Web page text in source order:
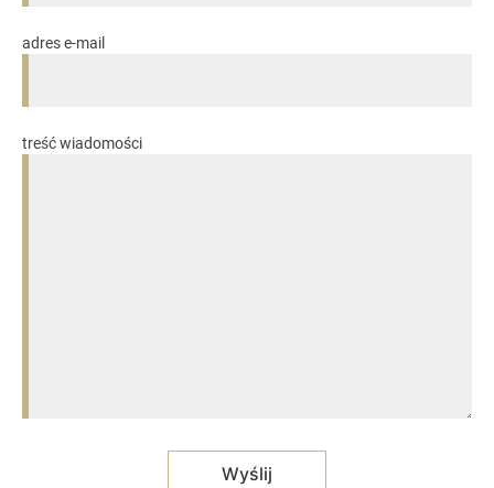
adres e-mail
treść wiadomości